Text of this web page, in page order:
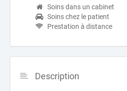
Soins dans un cabinet
Soins chez le patient
Prestation à distance
Description